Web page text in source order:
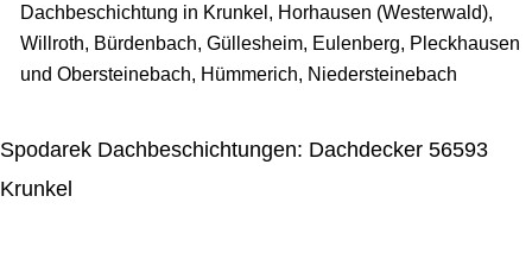
Dachbeschichtung in Krunkel, Horhausen (Westerwald),
Willroth, Bürdenbach, Güllesheim, Eulenberg, Pleckhausen
und Obersteinebach, Hümmerich, Niedersteinebach
Spodarek Dachbeschichtungen: Dachdecker 56593
Krunkel